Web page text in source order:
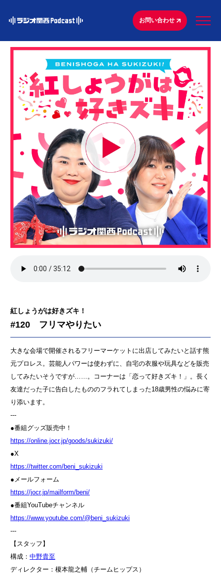
お問い合わせ
紅しょうがは好きズキ！
#120 フリマやりたい
大きな会場で開催されるフリーマーケットに出店してみたいと話す熊
元プロレス。芸能人パワーは使わずに、自宅の衣服や玩具などを販売
してみたいそうですが……。コーナーは「恋って好きズキ！」。長く
友達だった子に告白したもののフラれてしまった18歳男性の悩みに寄
り添います。
---
●番組グッズ販売中！
⁠⁠⁠⁠⁠⁠⁠⁠⁠⁠⁠⁠⁠⁠https://online.jocr.jp/goods/sukizuki/⁠⁠⁠⁠⁠⁠⁠⁠⁠⁠⁠⁠⁠⁠
●X
⁠⁠⁠⁠⁠⁠⁠⁠⁠⁠⁠⁠⁠⁠https://twitter.com/beni_sukizuki⁠⁠⁠⁠⁠⁠⁠⁠⁠⁠⁠⁠⁠⁠
●メールフォーム
⁠⁠⁠⁠⁠⁠⁠⁠⁠⁠⁠⁠⁠⁠https://jocr.jp/mailform/beni/⁠⁠⁠⁠⁠⁠⁠⁠⁠⁠⁠⁠⁠⁠
●番組YouTubeチャンネル
⁠⁠⁠⁠⁠⁠⁠⁠⁠⁠⁠⁠⁠⁠https://www.youtube.com/@beni_sukizuki⁠⁠⁠⁠⁠⁠⁠⁠⁠⁠⁠⁠⁠⁠
---
【スタッフ】
構成： ⁠⁠⁠⁠⁠⁠⁠⁠⁠⁠⁠⁠⁠⁠中野貴至⁠⁠⁠⁠⁠⁠⁠⁠⁠⁠⁠⁠⁠⁠
ディレクター：榎本龍之輔（チームヒップス）